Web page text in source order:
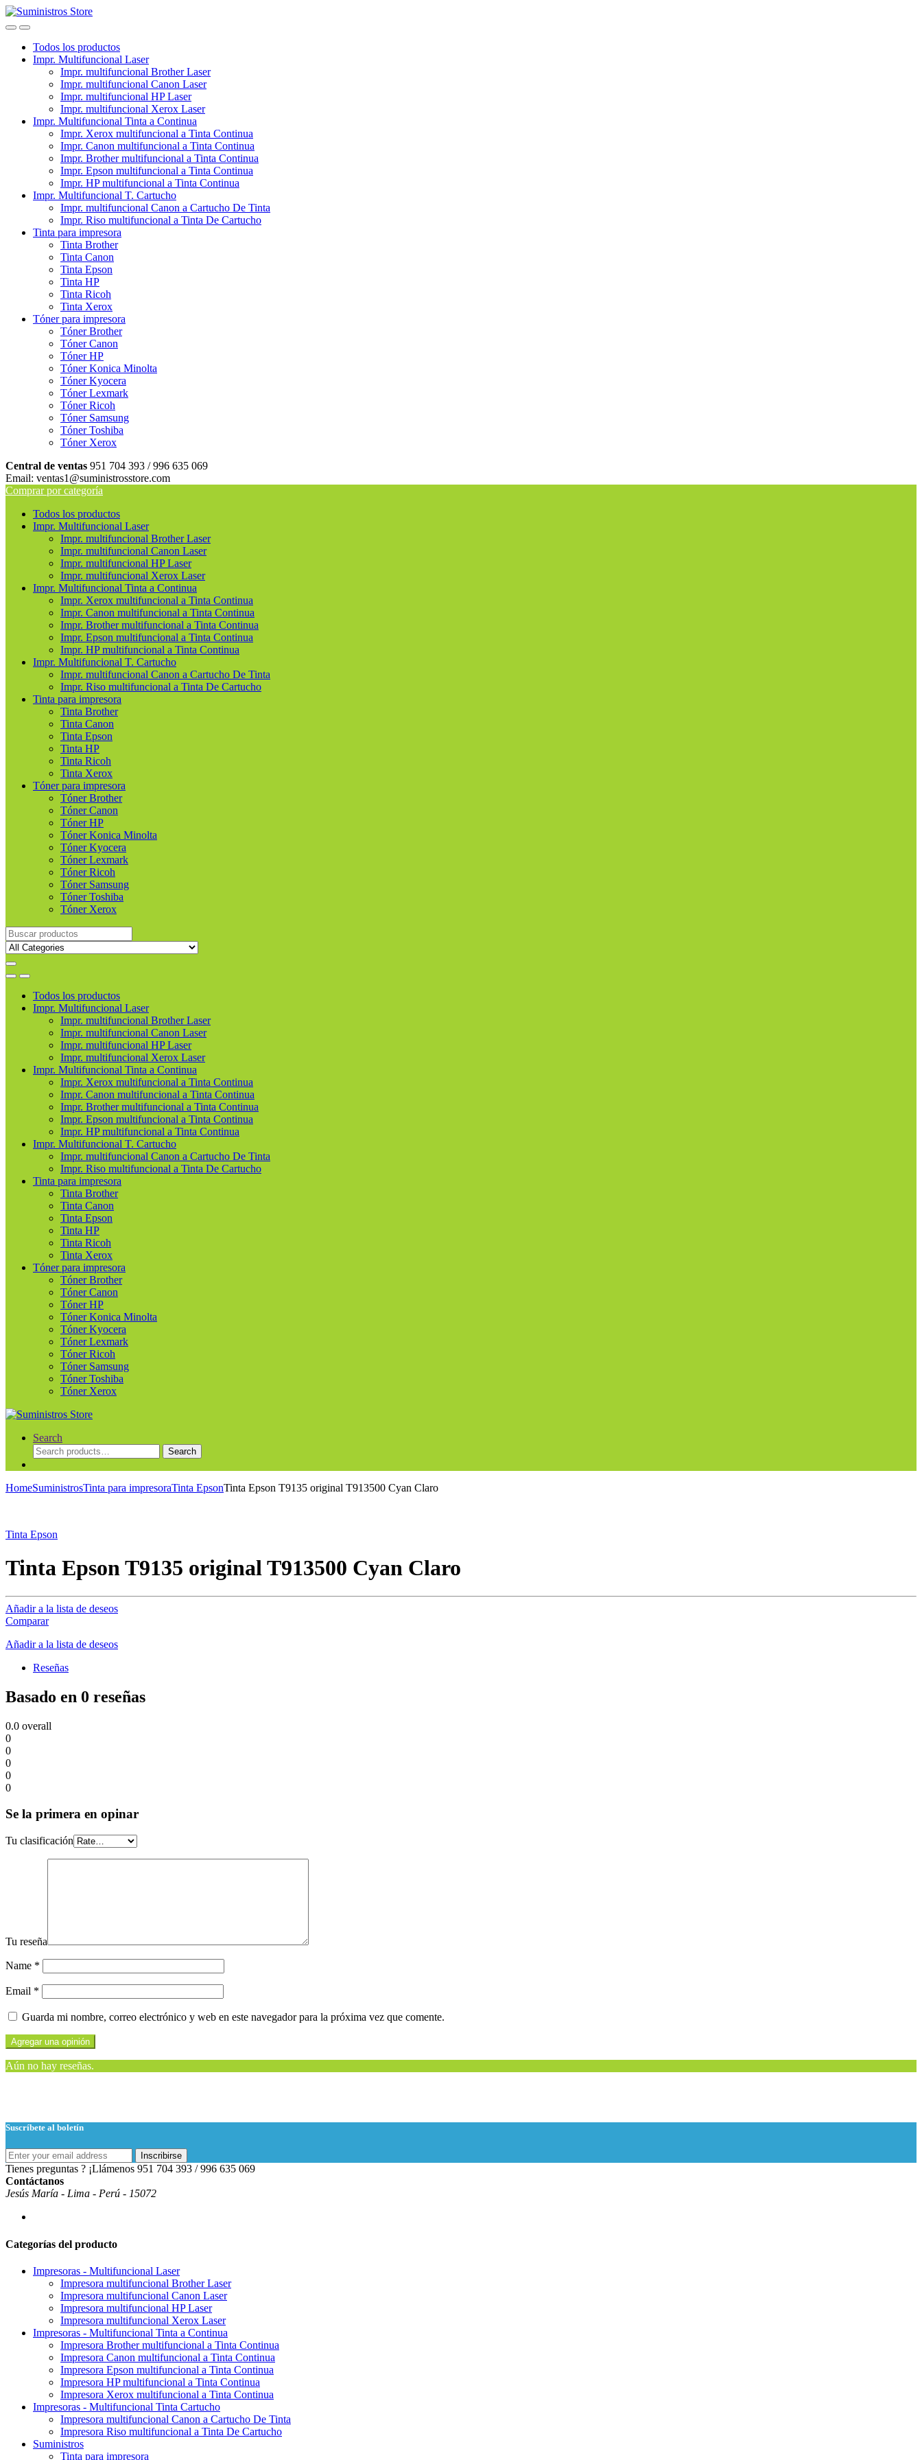
Skip
to
Skip
to
Todos los productos
Impr. Multifuncional Laser
Impr. multifuncional Brother Laser
Impr. multifuncional Canon Laser
Impr. multifuncional HP Laser
Impr. multifuncional Xerox Laser
Impr. Multifuncional Tinta a Continua
Impr. Xerox multifuncional a Tinta Continua
Impr. Canon multifuncional a Tinta Continua
Impr. Brother multifuncional a Tinta Continua
Impr. Epson multifuncional a Tinta Continua
Impr. HP multifuncional a Tinta Continua
Impr. Multifuncional T. Cartucho
Impr. multifuncional Canon a Cartucho De Tinta
Impr. Riso multifuncional a Tinta De Cartucho
Tinta para impresora
Tinta Brother
Tinta Canon
Tinta Epson
Tinta HP
Tinta Ricoh
Tinta Xerox
Tóner para impresora
Tóner Brother
Tóner Canon
Tóner HP
Tóner Konica Minolta
Tóner Kyocera
Tóner Lexmark
Tóner Ricoh
Tóner Samsung
Tóner Toshiba
Tóner Xerox
Central de ventas 951 704 393 / 996 635 069
Email: ventas1@suministrosstore.com
Comprar por categoría
Todos los productos
Impr. Multifuncional Laser
Impr. multifuncional Brother Laser
Impr. multifuncional Canon Laser
Impr. multifuncional HP Laser
Impr. multifuncional Xerox Laser
Impr. Multifuncional Tinta a Continua
Impr. Xerox multifuncional a Tinta Continua
Impr. Canon multifuncional a Tinta Continua
Impr. Brother multifuncional a Tinta Continua
Impr. Epson multifuncional a Tinta Continua
Impr. HP multifuncional a Tinta Continua
Impr. Multifuncional T. Cartucho
Impr. multifuncional Canon a Cartucho De Tinta
Impr. Riso multifuncional a Tinta De Cartucho
Tinta para impresora
Tinta Brother
Tinta Canon
Tinta Epson
Tinta HP
Tinta Ricoh
Tinta Xerox
Tóner para impresora
Tóner Brother
Tóner Canon
Tóner HP
Tóner Konica Minolta
Tóner Kyocera
Tóner Lexmark
Tóner Ricoh
Tóner Samsung
Tóner Toshiba
Tóner Xerox
Buscar
productos
Todos los productos
Impr. Multifuncional Laser
Impr. multifuncional Brother Laser
Impr. multifuncional Canon Laser
Impr. multifuncional HP Laser
Impr. multifuncional Xerox Laser
Impr. Multifuncional Tinta a Continua
Impr. Xerox multifuncional a Tinta Continua
Impr. Canon multifuncional a Tinta Continua
Impr. Brother multifuncional a Tinta Continua
Impr. Epson multifuncional a Tinta Continua
Impr. HP multifuncional a Tinta Continua
Impr. Multifuncional T. Cartucho
Impr. multifuncional Canon a Cartucho De Tinta
Impr. Riso multifuncional a Tinta De Cartucho
Tinta para impresora
Tinta Brother
Tinta Canon
Tinta Epson
Tinta HP
Tinta Ricoh
Tinta Xerox
Tóner para impresora
Tóner Brother
Tóner Canon
Tóner HP
Tóner Konica Minolta
Tóner Kyocera
Tóner Lexmark
Tóner Ricoh
Tóner Samsung
Tóner Toshiba
Tóner Xerox
Search
Search
for:
Search
HomeSuministrosTinta para impresoraTinta EpsonTinta Epson T9135 original T913500 Cyan Claro
Tinta Epson
Tinta Epson T9135 original T913500 Cyan Claro
Añadir a la lista de deseos
Comparar
Añadir a la lista de deseos
Reseñas
Basado en 0 reseñas
0.0 overall
0
0
0
0
0
Se la primera en opinar
Tu clasificación
Tu reseña
Name *
Email *
Guarda mi nombre, correo electrónico y web en este navegador para la próxima vez que comente.
Aún no hay reseñas.
Suscríbete al boletín
Inscribirse
Tienes preguntas ? ¡Llámenos 951 704 393 / 996 635 069
Contáctanos
Jesús María - Lima - Perú - 15072
Categorías del producto
Impresoras - Multifuncional Laser
Impresora multifuncional Brother Laser
Impresora multifuncional Canon Laser
Impresora multifuncional HP Laser
Impresora multifuncional Xerox Laser
Impresoras - Multifuncional Tinta a Continua
Impresora Brother multifuncional a Tinta Continua
Impresora Canon multifuncional a Tinta Continua
Impresora Epson multifuncional a Tinta Continua
Impresora HP multifuncional a Tinta Continua
Impresora Xerox multifuncional a Tinta Continua
Impresoras - Multifuncional Tinta Cartucho
Impresora multifuncional Canon a Cartucho De Tinta
Impresora Riso multifuncional a Tinta De Cartucho
Suministros
Tinta para impresora